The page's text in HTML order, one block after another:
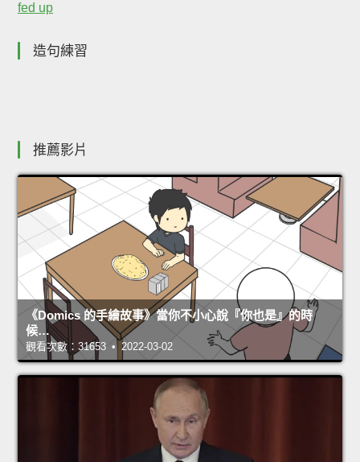
fed up
造句練習
推薦影片
《Domics 的手繪故事》當你不小心說『你也是』的時
候…
觀看次數：31653 • 2022-03-02